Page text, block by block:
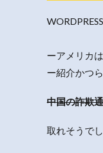
ーアメリカ
ー紹介かつ
中国の詐欺
取れそうで